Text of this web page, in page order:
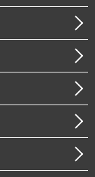
政策）